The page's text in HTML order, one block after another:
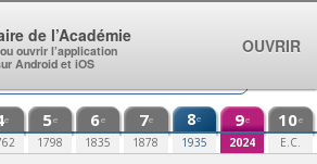
e 5e
1798
6e
1835
7e
1878
8e
1935
9e
2024
10e
E.C.
de l’Académie
ouvrir l’application
Android et iOS
OUVRIR